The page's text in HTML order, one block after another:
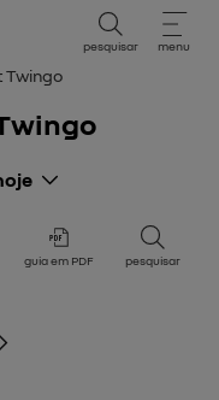
pesquisar menu
Twingo
guia em PDF pesquisar